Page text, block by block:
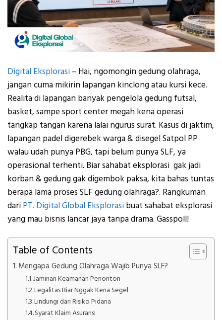
Digital Eksplorasi – Hai, ngomongin gedung olahraga,
jangan cuma mikirin lapangan kinclong atau kursi kece.
Realita di lapangan banyak pengelola gedung futsal,
basket, sampe sport center megah kena operasi
tangkap tangan karena lalai ngurus surat. Kasus di jaktim,
lapangan padel digerebek warga & disegel Satpol PP
walau udah punya PBG, tapi belum punya SLF, ya
operasional terhenti. Biar sahabat eksplorasi gak jadi
korban & gedung gak digembok paksa, kita bahas tuntas
berapa lama proses SLF gedung olahraga?. Rangkuman
dari PT. Digital Global Eksplorasi buat sahabat eksplorasi
yang mau bisnis lancar jaya tanpa drama. Gasspoll!
Table of Contents
Mengapa Gedung Olahraga Wajib Punya SLF?
Jaminan Keamanan Penonton
Legalitas Biar Nggak Kena Segel
Lindungi dari Risiko Pidana
Syarat Klaim Asuransi